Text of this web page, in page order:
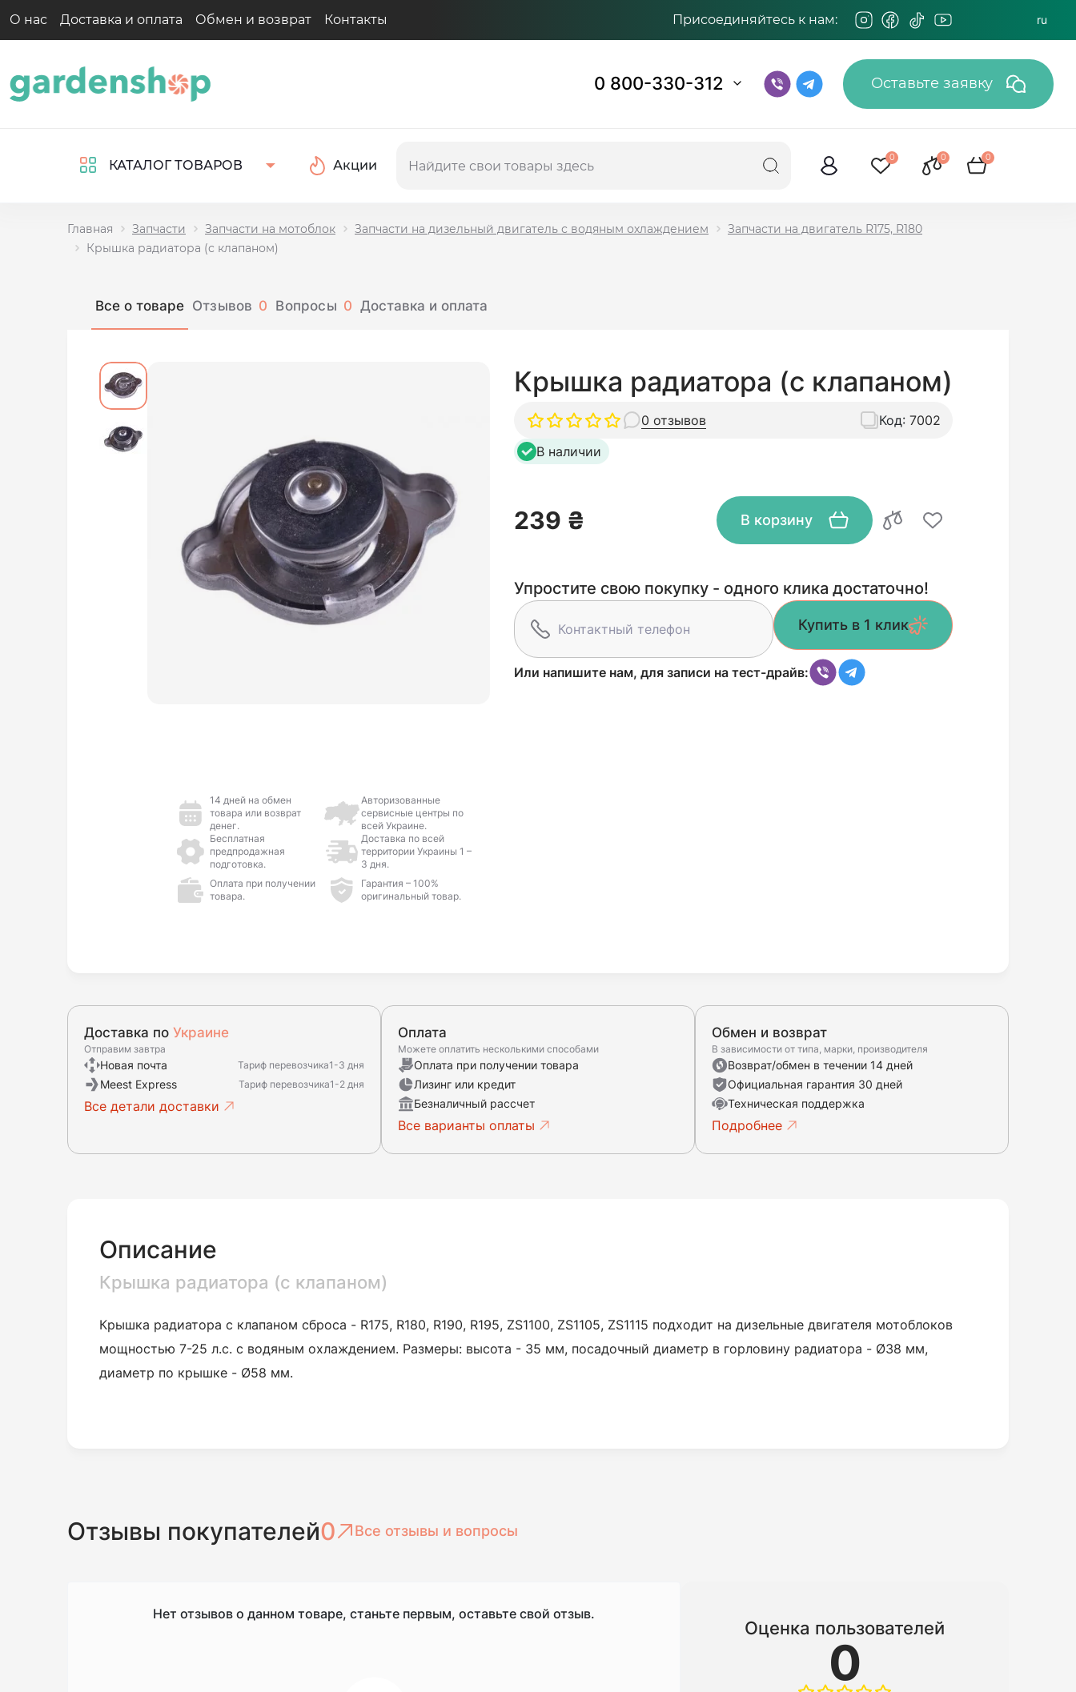
О нас Доставка и оплата Обмен и возврат Контакты Присоединяйтесь к нам: ru
0 800-330-312 Оставьте заявку
КАТАЛОГ ТОВАРОВ Акции
0 0 0
Главная Запчасти Запчасти на мотоблок Запчасти на дизельный двигатель с водяным охлаждением
Запчасти на двигатель R175, R180
Крышка радиатора (с клапаном)
Все о товаре Отзывов 0 Вопросы 0 Доставка и оплата
14 дней на обмен
товара или возврат
денег.
Авторизованные
сервисные центры по
всей Украине.
Бесплатная
предпродажная
подготовка.
Доставка по всей
территории Украины 1 –
3 дня.
Оплата при получении
товара.
Гарантия – 100%
оригинальный товар.
Крышка радиатора (с клапаном)
0 отзывов Код: 7002
В наличии
239 ₴ В корзину
Упростите свою покупку - одного клика достаточно!
Купить в 1 клик
Или напишите нам, для записи на тест-драйв:
Доставка по Украине
Отправим завтра
Новая почта Тариф перевозчика1-3 дня
Meest Express Тариф перевозчика1-2 дня
Все детали доставки
Оплата
Можете оплатить несколькими способами
Оплата при получении товара
Лизинг или кредит
Безналичный рассчет
Все варианты оплаты
Обмен и возврат
В зависимости от типа, марки, производителя
Возврат/обмен в течении 14 дней
Официальная гарантия 30 дней
Техническая поддержка
Подробнее
Описание
Крышка радиатора (с клапаном)
Крышка радиатора с клапаном сброса - R175, R180, R190, R195, ZS1100, ZS1105, ZS1115 подходит на дизельные двигателя мотоблоков
мощностью 7-25 л.с. с водяным охлаждением. Размеры: высота - 35 мм, посадочный диаметр в горловину радиатора - Ø38 мм,
диаметр по крышке - Ø58 мм.
Отзывы покупателей0 Все отзывы и вопросы
Нет отзывов о данном товаре, станьте первым, оставьте свой отзыв.
Оценка пользователей
0